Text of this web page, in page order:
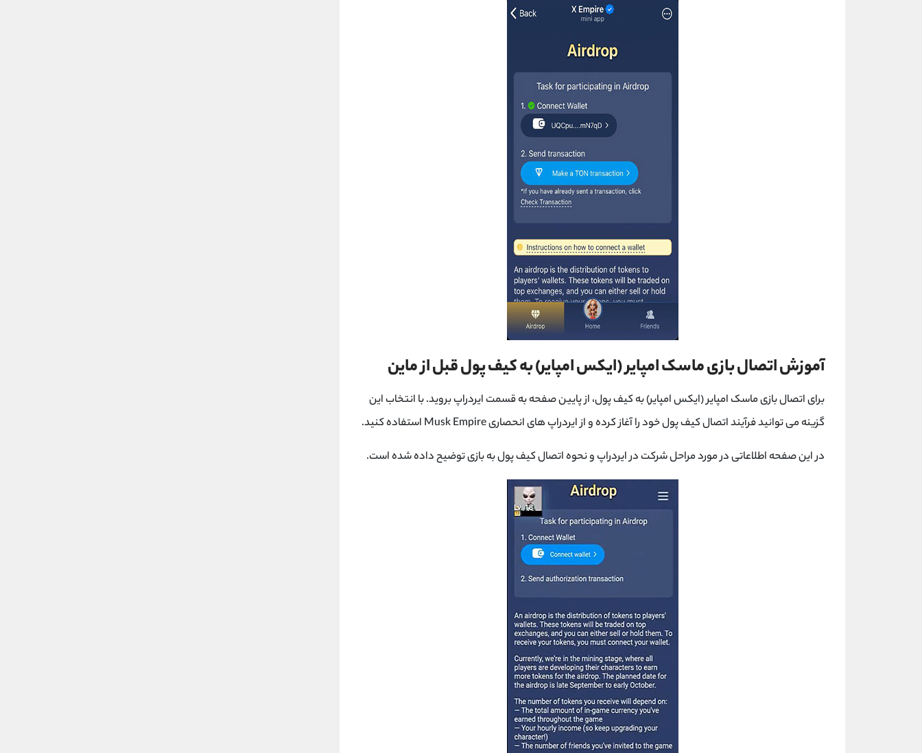
آموزش اتصال بازی ماسک امپایر (ایکس امپایر) به کیف پول قبل از ماین
برای اتصال بازی ماسک امپایر (ایکس امپایر) به کیف پول، از پایین صفحه به قسمت ایردراپ بروید. با انتخاب این
گزینه می توانید فرآیند اتصال کیف پول خود را آغاز کرده و از ایردراپ های انحصاریMusk Empire استفاده کنید.
در این صفحه اطلاعاتی در مورد مراحل شرکت در ایردراپ و نحوه اتصال کیف پول به بازی توضیح داده شده است.